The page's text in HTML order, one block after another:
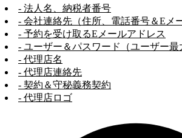
- 法人名、納税者番号
- 会社連絡先（住所、電話番号＆Eメ
- 予約を受け取るEメールアドレス
- ユーザー＆パスワード（ユーザー最
- 代理店名
- 代理店連絡先
- 契約＆守秘義務契約
- 代理店ロゴ